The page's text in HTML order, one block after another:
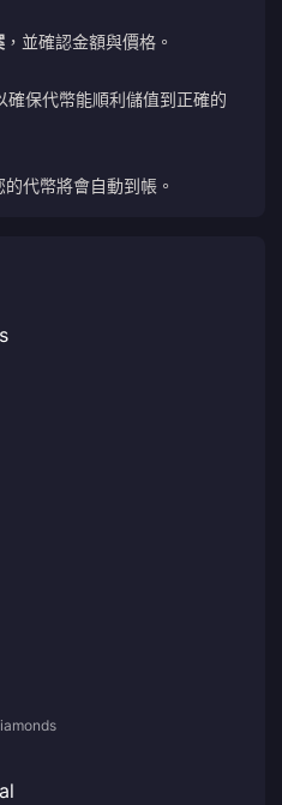
，並確認金額與價格。
確保代幣能順利儲值到正確的
代幣將會自動到帳。